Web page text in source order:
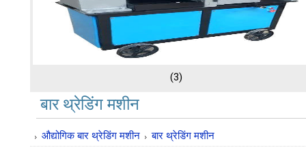
(3)
बार थ्रेडिंग मशीन
औद्योगिक बार थ्रेडिंग मशीन
बार थ्रेडिंग मशीन